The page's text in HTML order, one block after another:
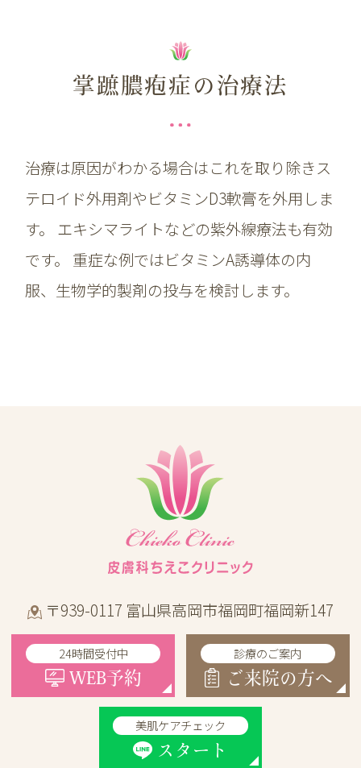
掌蹠膿疱症の治療法
治療は原因がわかる場合はこれを取り除きス
テロイド外用剤やビタミンD3軟膏を外用しま
す。 エキシマライトなどの紫外線療法も有効
です。 重症な例ではビタミンA誘導体の内
服、生物学的製剤の投与を検討します。
〒939-0117 富山県高岡市福岡町福岡新147
24時間受付中
WEB予約
診療のご案内
ご来院の方へ
美肌ケアチェック
スタート